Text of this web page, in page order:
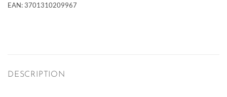
EAN:3701310209967
DESCRIPTION